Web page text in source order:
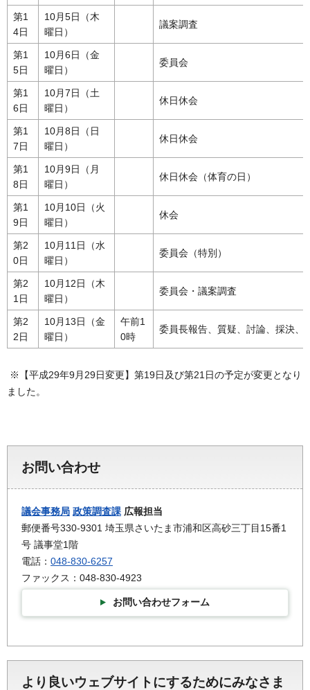
第1
4日
10月5日（木
曜日）
議案調査
第1
5日
10月6日（金
曜日）
委員会
第1
6日
10月7日（土
曜日）
休日休会
第1
7日
10月8日（日
曜日）
休日休会
第1
8日
10月9日（月
曜日）
休日休会（体育の日）
第1
9日
10月10日（火
曜日）
休会
第2
0日
10月11日（水
曜日）
委員会（特別）
第2
1日
10月12日（木
曜日）
委員会・議案調査
第2
2日
10月13日（金
曜日）
午前1
0時
委員長報告、質疑、討論、採決、
※【平成29年9月29日変更】第19日及び第21日の予定が変更となり
ました。
お問い合わせ
議会事務局 政策調査課 広報担当
郵便番号330-9301 埼玉県さいたま市浦和区高砂三丁目15番1
号 議事堂1階
電話： 048-830-6257
ファックス：048-830-4923
お問い合わせフォーム
より良いウェブサイトにするためにみなさま